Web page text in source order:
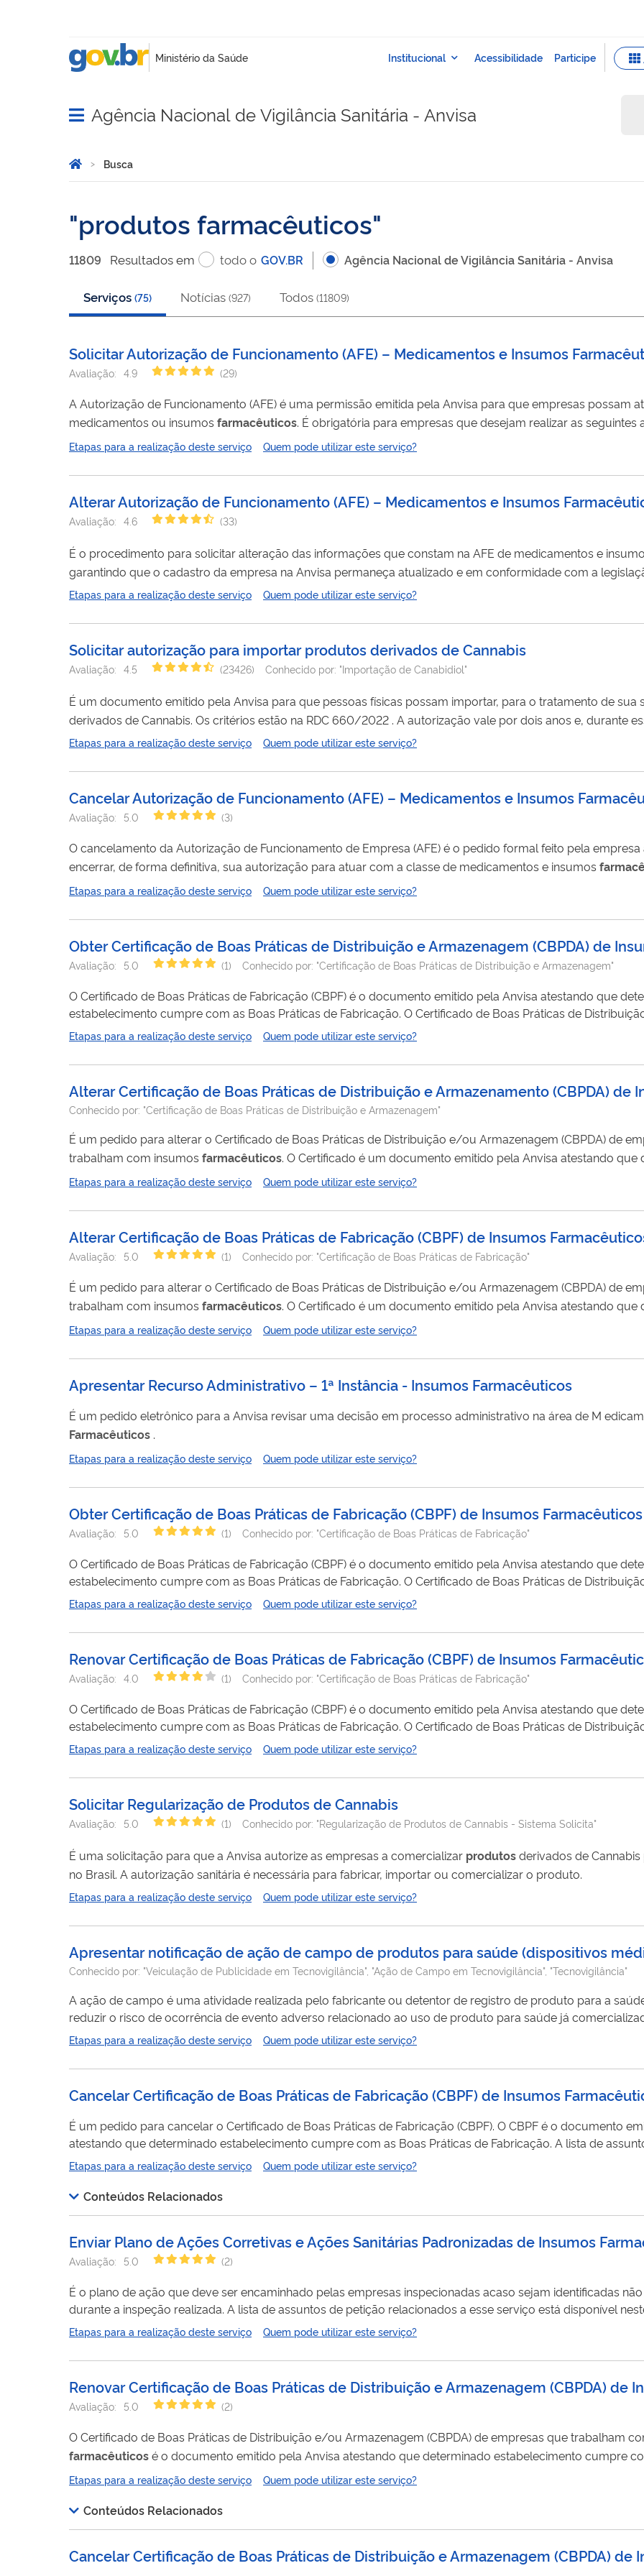
Abrir menu principal de navegação
Agência Nacional de Vigilância Sanitária - Anvisa
Você está aqui:
Página Inicial
Busca
produtos farmacêuticos
11809 Resultadosem todo o GOV.BR Agência Nacional de Vigilância Sanitária - Anvisa
Serviços (75) Notícias (927) Todos (11809)
Solicitar Autorização de Funcionamento (AFE) – Medicamentos e Insumos
Avaliação: 4.9 (29)
A Autorização de Funcionamento (AFE) é uma permissão emitida pela Anvisa para que empresas possam
medicamentos ou insumos farmacêuticos. É obrigatória para empresas que desejam realizar as seguintes atividades abaixo,
com medicamentos e/ou insumos
farmacêuticos: • Armazenar • Distribuir • Embalar • Exportar • Fabricar • Importar • Transportar
Etapas para a realização deste serviço Quem pode utilizar este serviço?
Alterar Autorização de Funcionamento (AFE) – Medicamentos e Insumos
Avaliação: 4.6 (33)
É o procedimento para solicitar alteração das informações que constam na AFE de medicamentos e
garantindo que o cadastro da empresa na Anvisa permaneça atualizado e em conformidade com a
alteração deve ser solicitada sempre que a empresa desejar realizar uma das seguintes alterações: • Mudança de endereço do
CNPJ detentor da AFE • Mudança de razão social do CNPJ detentor da AFE • Ampliação ou redução de atividades na AFE •
Alteração...
Etapas para a realização deste serviço Quem pode utilizar este serviço?
Solicitar autorização para importar produtos derivados de Cannabis
Avaliação: 4.5 (23426) Conhecido por: "Importação de Canabidiol"
É um documento emitido pela Anvisa para que pessoas físicas possam importar, para o tratamento de sua
derivados de Cannabis. Os critérios estão na RDC 660/2022 . A autorização vale por dois anos e, durante esse período, os
pacientes ou seus representantes legais podem importar o produto autorizado. Para isso, basta apresentar
indicando a quantidade importada, nos postos da Anvisa (nos aeroportos e áreas de fronteiras). Lembre-se: a Anvisa não
fornece...
Etapas para a realização deste serviço Quem pode utilizar este serviço?
Cancelar Autorização de Funcionamento (AFE) – Medicamentos e Insumos
Avaliação: 5.0 (3)
O cancelamento da Autorização de Funcionamento de Empresa (AFE) é o pedido formal feito pela empresa
encerrar, de forma definitiva, sua autorização para atuar com a classe de medicamentos e insumos
cancelamento é irreversível. Uma vez concluído, a empresa não poderá retomar as atividades de
AFE. Para voltar a atuar, será necessário solicitar uma nova autorização. Esse procedimento deve ser utilizado quando a
empresa...
Etapas para a realização deste serviço Quem pode utilizar este serviço?
Obter Certificação de Boas Práticas de Distribuição e Armazenagem (CBPDA) de
Avaliação: 5.0 (1) Conhecido por: "Certificação de Boas Práticas de Distribuição e Armazenagem"
O Certificado de Boas Práticas de Fabricação (CBPF) é o documento emitido pela Anvisa atestando que
estabelecimento cumpre com as Boas Práticas de Fabricação. O Certificado de Boas Práticas de
(CBPDA) é o documento emitido pela Anvisa atestando que determinado estabelecimento cumpre com as
Distribuição e Armazenagem ou Boas Práticas de Armazenagem dispostas na legislação em vigor. Nesse
previamente cadastrada na...
Etapas para a realização deste serviço Quem pode utilizar este serviço?
Alterar Certificação de Boas Práticas de Distribuição e Armazenamento (CBPDA) de
Conhecido por: "Certificação de Boas Práticas de Distribuição e Armazenagem"
É um pedido para alterar o Certificado de Boas Práticas de Distribuição e/ou Armazenagem (CBPDA) de
trabalham com insumos farmacêuticos. O Certificado é um documento emitido pela Anvisa atestando que
estabelecimento cumpre com as Boas Práticas de Distribuição e Armazenagem dispostas na legislação em vigor.
para saber mais .
Etapas para a realização deste serviço Quem pode utilizar este serviço?
Alterar Certificação de Boas Práticas de Fabricação (CBPF) de Insumos
Avaliação: 5.0 (1) Conhecido por: "Certificação de Boas Práticas de Fabricação"
É um pedido para alterar o Certificado de Boas Práticas de Distribuição e/ou Armazenagem (CBPDA) de
trabalham com insumos farmacêuticos. O Certificado é um documento emitido pela Anvisa atestando que
estabelecimento cumpre com as Boas Práticas de Distribuição e Armazenagem dispostas na legislação em
Etapas para a realização deste serviço Quem pode utilizar este serviço?
Apresentar Recurso Administrativo – 1ª Instância - Insumos Farmacêuticos
Farmacêuticos .
Etapas para a realização deste serviço Quem pode utilizar este serviço?
Obter Certificação de Boas Práticas de Fabricação (CBPF) de Insumos Farmacêuticos
Avaliação: 5.0 (1) Conhecido por: "Certificação de Boas Práticas de Fabricação"
O Certificado de Boas Práticas de Fabricação (CBPF) é o documento emitido pela Anvisa atestando que
estabelecimento cumpre com as Boas Práticas de Fabricação. O Certificado de Boas Práticas de
(CBPDA) é o documento emitido pela Anvisa atestando que determinado estabelecimento cumpre com as
Distribuição e Armazenagem ou Boas Práticas de Armazenagem dispostas na legislação em vigor. Nesse
previamente cadastrada na...
Etapas para a realização deste serviço Quem pode utilizar este serviço?
Renovar Certificação de Boas Práticas de Fabricação (CBPF) de Insumos
Avaliação: 4.0 (1) Conhecido por: "Certificação de Boas Práticas de Fabricação"
O Certificado de Boas Práticas de Fabricação (CBPF) é o documento emitido pela Anvisa atestando que
estabelecimento cumpre com as Boas Práticas de Fabricação. O Certificado de Boas Práticas de
(CBPDA) é o documento emitido pela Anvisa atestando que determinado estabelecimento cumpre com as
Distribuição e Armazenagem ou Boas Práticas de Armazenagem dispostas na legislação em vigor. Nesse
previamente cadastrada na...
Etapas para a realização deste serviço Quem pode utilizar este serviço?
Solicitar Regularização de Produtos de Cannabis
Avaliação: 5.0 (1) Conhecido por: "Regularização de Produtos de Cannabis - Sistema Solicita"
É uma solicitação para que a Anvisa autorize as empresas a comercializar produtosderivados de
no Brasil. A autorização sanitária é necessária para fabricar, importar ou comercializar o produto.
Etapas para a realização deste serviço Quem pode utilizar este serviço?
Apresentar notificação de ação de campo de produtos para saúde (dispositivos
Conhecido por: "Veiculação de Publicidade em Tecnovigilância", "Ação de Campo em Tecnovigilância", "Tecnovigilância"
A ação de campo é uma atividade realizada pelo fabricante ou detentor de registro de produto para a
reduzir o risco de ocorrência de evento adverso relacionado ao uso de produto para saúde já comercializado. Saiba mais
ação de campo: https://www.gov.br/anvisa/pt-br/assuntos/fiscalizacao-e-monitoramento/
Etapas para a realização deste serviço Quem pode utilizar este serviço?
Cancelar Certificação de Boas Práticas de Fabricação (CBPF) de Insumos
É um pedido para cancelar o Certificado de Boas Práticas de Fabricação (CBPF). O CBPF é o documento
atestando que determinado estabelecimento cumpre com as Boas Práticas de Fabricação. A lista de assuntos de petição
relacionados a esse serviço está disponível neste link .
Etapas para a realização deste serviço Quem pode utilizar este serviço?
Conteúdos Relacionados
Enviar Plano de Ações Corretivas e Ações Sanitárias Padronizadas de Insumos
Avaliação: 5.0 (2)
É o plano de ação que deve ser encaminhado pelas empresas inspecionadas acaso sejam identificadas
durante a inspeção realizada. A lista de
Etapas para a realização deste serviço Quem pode utilizar este serviço?
Renovar Certificação de Boas Práticas de Distribuição e Armazenagem (CBPDA) de
Avaliação: 5.0 (2)
O Certificado de Boas Práticas de Distribuição e/ou Armazenagem (CBPDA) de empresas que trabalham
farmacêuticosé o documento emitido pela Anvisa atestando que determinado estabelecimento cumpre
estabelecidas pelas normas. Clique aqui para saber mais . A lista de assuntos de petição relacionados a esse serviço está
disponível neste link .
Etapas para a realização deste serviço Quem pode utilizar este serviço?
Conteúdos Relacionados
Cancelar Certificação de Boas Práticas de Distribuição e Armazenagem (CBPDA) de